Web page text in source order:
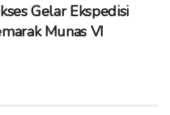
Gelar Ekspedisi
Munas VI